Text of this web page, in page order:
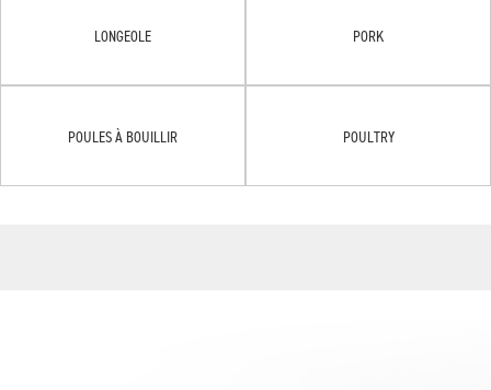
LONGEOLE PORK
POULES À BOUILLIR POULTRY